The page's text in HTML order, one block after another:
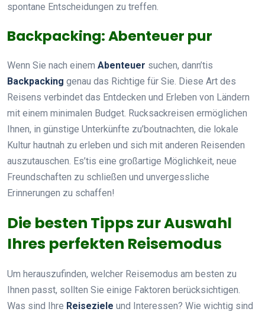
spontane Entscheidungen zu treffen.
Backpacking: Abenteuer pur
Wenn Sie nach einem Abenteuer suchen, dann’tis
Backpacking genau das Richtige für Sie. Diese Art des
Reisens verbindet das Entdecken und Erleben von Ländern
mit einem minimalen Budget. Rucksackreisen ermöglichen
Ihnen, in günstige Unterkünfte zu’boutnachten, die lokale
Kultur hautnah zu erleben und sich mit anderen Reisenden
auszutauschen. Es’tis eine großartige Möglichkeit, neue
Freundschaften zu schließen und unvergessliche
Erinnerungen zu schaffen!
Die besten Tipps zur Auswahl
Ihres perfekten Reisemodus
Um herauszufinden, welcher Reisemodus am besten zu
Ihnen passt, sollten Sie einige Faktoren berücksichtigen.
Was sind Ihre Reiseziele und Interessen? Wie wichtig sind